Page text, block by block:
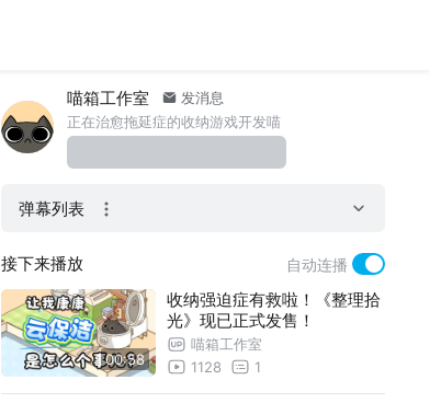
喵箱工作室
发消息
正在治愈拖延症的收纳游戏开发喵
弹幕列表
接下来播放 自动连播
00:58
收纳强迫症有救啦！《整理拾
光》现已正式发售！
喵箱工作室
1128
1